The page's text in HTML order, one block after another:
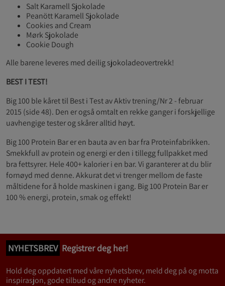
Salt Karamell Sjokolade
Peanött Karamell Sjokolade
Cookies and Cream
Mørk Sjokolade
Cookie Dough
Alle barene leveres med deilig sjokoladeovertrekk!
BEST I TEST!
Big 100 ble kåret til Best i Test av Aktiv trening/Nr 2 - februar
2015 (side 48). Den er også omtalt en rekke ganger i forskjellige
uavhengige tester og skårer alltid høyt.
Big 100 Protein Bar er en bauta av en bar fra Proteinfabrikken.
Smekkfull av protein og energi er den i tillegg fullpakket med
bra fettsyrer. Hele 400+ kalorier i en bar. Vi garanterer at du blir
fornøyd med denne. Akkurat det vi trenger mellom de faste
måltidene for å holde maskinen i gang. Big 100 Protein Bar er
100 % energi, protein, smak og effekt!
NYHETSBREV Registrer deg her!
Hold deg oppdatert med våre nyhetsbrev, meld deg på og motta
inspirasjon, gode tilbud og andre nyheter.